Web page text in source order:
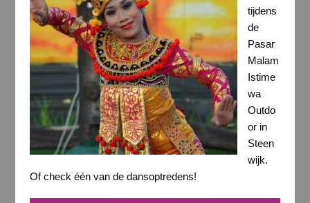
tijdens
de
Pasar
Malam
Istime
wa
Outdo
or in
Steen
wijk.
Of check één van de dansoptredens!